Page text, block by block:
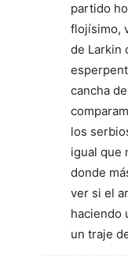
partido
flojísimo,
de Larkin
cancha
los
igual que
donde
ver si el
haciendo
un traje